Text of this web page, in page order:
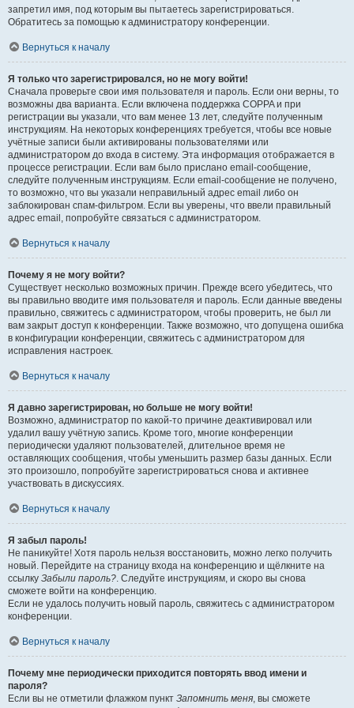
запретил имя, под которым вы пытаетесь зарегистрироваться.
Обратитесь за помощью к администратору конференции.
Вернуться к началу
Я только что зарегистрировался, но не могу войти!
Сначала проверьте свои имя пользователя и пароль. Если они верны, то
возможны два варианта. Если включена поддержка COPPA и при
регистрации вы указали, что вам менее 13 лет, следуйте полученным
инструкциям. На некоторых конференциях требуется, чтобы все новые
учётные записи были активированы пользователями или
администратором до входа в систему. Эта информация отображается в
процессе регистрации. Если вам было прислано email-сообщение,
следуйте полученным инструкциям. Если email-сообщение не получено,
то возможно, что вы указали неправильный адрес email либо он
заблокирован спам-фильтром. Если вы уверены, что ввели правильный
адрес email, попробуйте связаться с администратором.
Вернуться к началу
Почему я не могу войти?
Существует несколько возможных причин. Прежде всего убедитесь, что
вы правильно вводите имя пользователя и пароль. Если данные введены
правильно, свяжитесь с администратором, чтобы проверить, не был ли
вам закрыт доступ к конференции. Также возможно, что допущена ошибка
в конфигурации конференции, свяжитесь с администратором для
исправления настроек.
Вернуться к началу
Я давно зарегистрирован, но больше не могу войти!
Возможно, администратор по какой-то причине деактивировал или
удалил вашу учётную запись. Кроме того, многие конференции
периодически удаляют пользователей, длительное время не
оставляющих сообщения, чтобы уменьшить размер базы данных. Если
это произошло, попробуйте зарегистрироваться снова и активнее
участвовать в дискуссиях.
Вернуться к началу
Я забыл пароль!
Не паникуйте! Хотя пароль нельзя восстановить, можно легко получить
новый. Перейдите на страницу входа на конференцию и щёлкните на
ссылку Забыли пароль?. Следуйте инструкциям, и скоро вы снова
сможете войти на конференцию.
Если не удалось получить новый пароль, свяжитесь с администратором
конференции.
Вернуться к началу
Почему мне периодически приходится повторять ввод имени и
пароля?
Если вы не отметили флажком пункт Запомнить меня, вы сможете